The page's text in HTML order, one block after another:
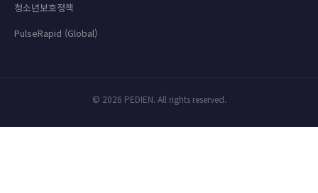
청소년보호정책
PulseRapid (Global)
© 2026 PEDIEN. All rights reserved.